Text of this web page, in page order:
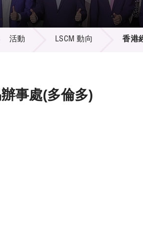
招標通告
徵求研發項目計
項目資料庫
資訊中心
多媒體
出版刊物
活動 LSCM 動向 香港
事處(多倫多)